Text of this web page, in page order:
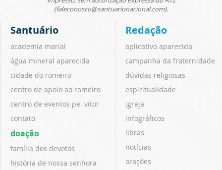
(faleconosco@santuarionacional.com).
Santuário
academia marial
água mineral aparecida
cidade do romeiro
centro de apoio ao romeiro
centro de eventos pe. vitor
contato
doação
família dos devotos
história de nossa senhora
Redação
aplicativo aparecida
campanha da fraternidade
dúvidas religiosas
espiritualidade
igreja
infográficos
libras
notícias
orações